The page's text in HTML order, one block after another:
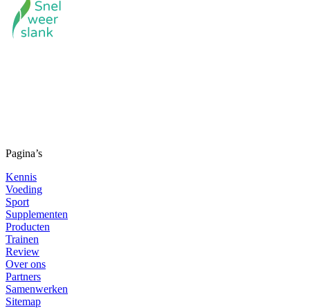
Pagina’s
Kennis
Voeding
Sport
Supplementen
Producten
Trainen
Review
Over ons
Partners
Samenwerken
Sitemap